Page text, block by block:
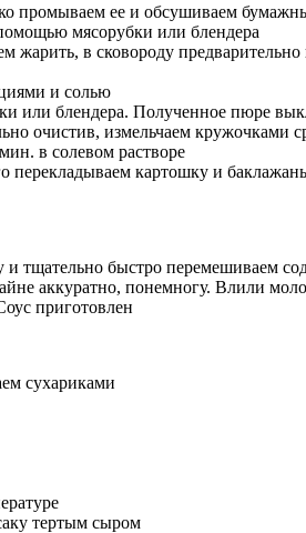
промываем ее и обсушиваем
мясорубки или блендера
жарить, в сковороду предварительно
и солью
блендера. Полученное пюре
очистив, измельчаем
в солевом растворе
картошку и
тщательно быстро перемешиваем
аккуратно, понемногу. Влили
приготовлен
сухариками
тертым сыром